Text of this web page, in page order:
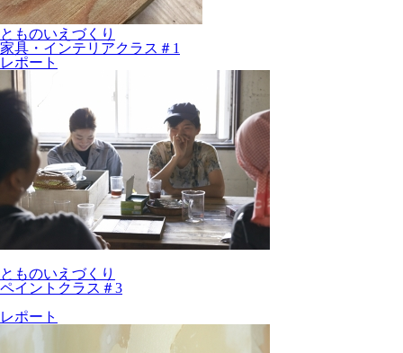
とものいえづくり
家具・インテリアクラス＃1
レポート
とものいえづくり
ペイントクラス＃3
レポート